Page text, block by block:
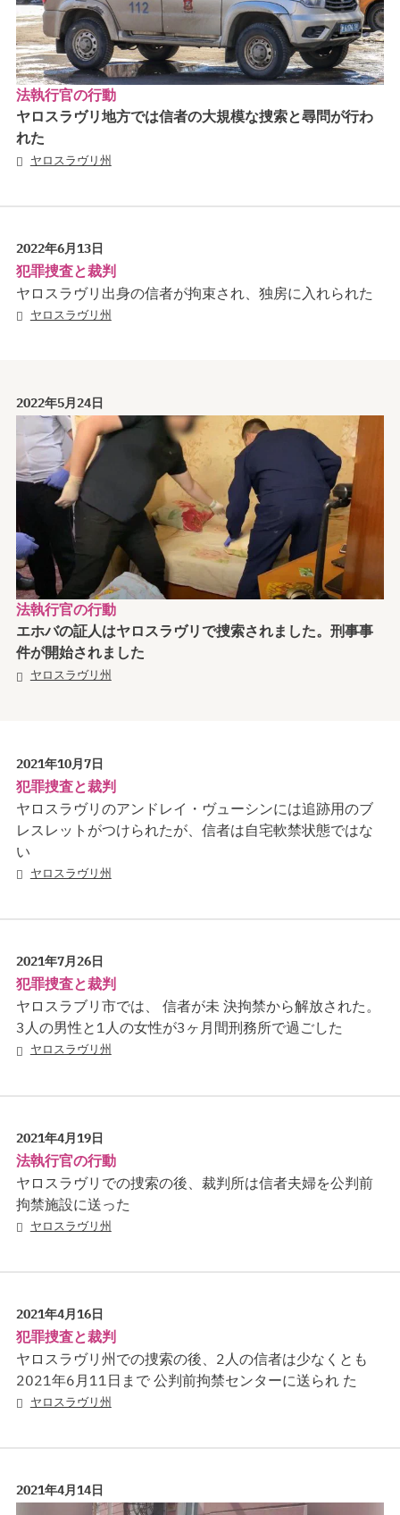
法執行官の行動
ヤロスラヴリ地方では信者の大規模な捜索と尋問が行わ
れた
ヤロスラヴリ州
2022年6月13日
犯罪捜査と裁判
ヤロスラヴリ出身の信者が拘束され、独房に入れられた
ヤロスラヴリ州
2022年5月24日
法執行官の行動
エホバの証人はヤロスラヴリで捜索されました。刑事事
件が開始されました
ヤロスラヴリ州
2021年10月7日
犯罪捜査と裁判
ヤロスラヴリのアンドレイ・ヴューシンには追跡用のブ
レスレットがつけられたが、信者は自宅軟禁状態ではな
い
ヤロスラヴリ州
2021年7月26日
犯罪捜査と裁判
ヤロスラブリ市では、 信者が未 決拘禁から解放された。
3人の男性と1人の女性が3ヶ月間刑務所で過ごした
ヤロスラヴリ州
2021年4月19日
法執行官の行動
ヤロスラヴリでの捜索の後、裁判所は信者夫婦を公判前
拘禁施設に送った
ヤロスラヴリ州
2021年4月16日
犯罪捜査と裁判
ヤロスラヴリ州での捜索の後、2人の信者は少なくとも
2021年6月11日まで 公判前拘禁センターに送られ た
ヤロスラヴリ州
2021年4月14日